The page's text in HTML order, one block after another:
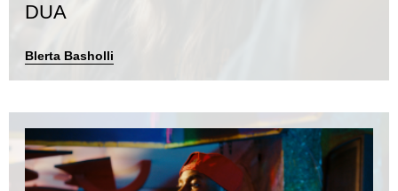
DUA
Blerta Basholli